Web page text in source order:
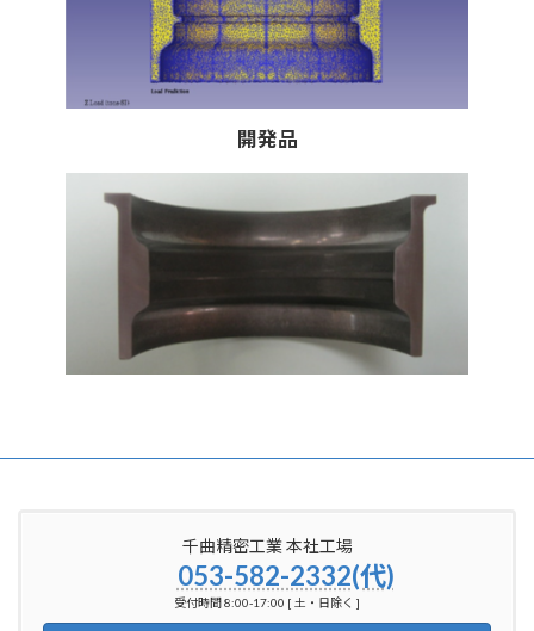
開発品
千曲精密工業 本社工場
053-582-2332(代)
受付時間 8:00-17:00 [ 土・日除く ]